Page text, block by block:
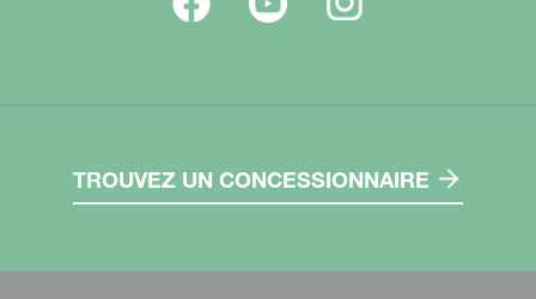
TROUVEZ UN CONCESSIONNAIRE